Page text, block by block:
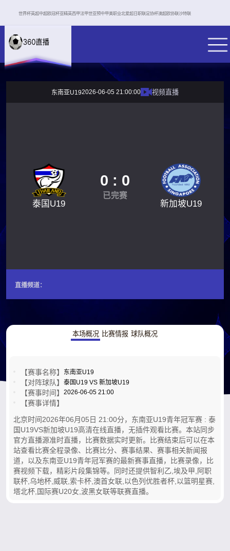
世界杯英超中超欧冠杯亚精英西甲法甲世亚预中甲美职业北爱超日职联足协杯澳超欧协联沙特联
东南亚U192026-06-05 21:00:00 视频直播
泰国U19
0 : 0
已完赛
新加坡U19
直播频道：
本场概况 比赛情报 球队概况
【赛事名称】 东南亚U19
【对阵球队】 泰国U19 VS 新加坡U19
【赛事时间】 2026-06-05 21:00
【赛事详情】
北京时间2026年06月05日 21:00分，东南亚U19青年冠军赛 : 泰
国U19VS新加坡U19高清在线直播，无插件观看比赛。本站同步
官方直播源准时直播，比赛数据实时更新。比赛结束后可以在本
站查看比赛全程录像、比赛比分、赛事结果、赛事相关新闻报
道，以及东南亚U19青年冠军赛的最新赛事直播，比赛录像，比
赛视频下载，精彩片段集锦等。同时还提供智利乙,埃及甲,阿职
联杯,乌地杯,威联,索卡杯,澳首女联,以色列优胜者杯,以篮明星赛,
塔北杯,国际赛U20女,波黑女联等联赛直播。